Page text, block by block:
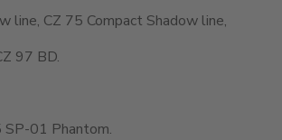
line, CZ 75 Compact Shadow line,
97 BD.
SP-01 Phantom.